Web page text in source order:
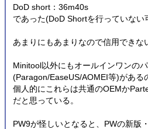
DoD short：36m40s
であった(DoD Shortを行っていない
あまりにもあまりなので信用できな
Minitool以外にもオールインワンの
(Paragon/EaseUS/AOMEI等)がある
個人的にこれらは共通のOEMか
だと思っている。
PW9が怪しいとなると、PWの新版